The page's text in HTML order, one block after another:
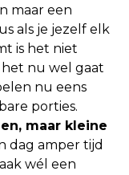
maar een
als je jezelf elk
is het niet
nu wel gaat
nu eens
porties.
maar kleine
dag amper tijd
wél een